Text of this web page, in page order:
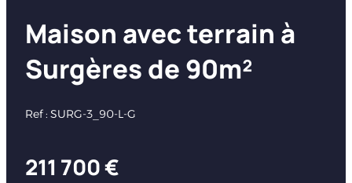
Maison avec terrain à
Surgères de 90m²
Ref : SURG-3_90-L-G
211 700 €